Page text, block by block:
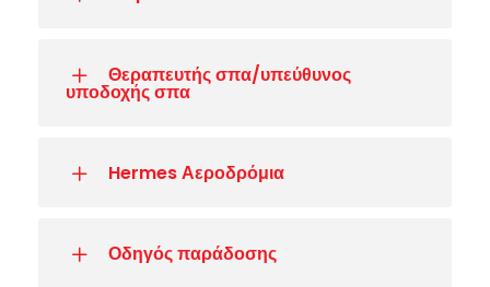
Θεραπευτής σπα/υπεύθυνος
υποδοχής σπα
Hermes Αεροδρόμια
Οδηγός παράδοσης